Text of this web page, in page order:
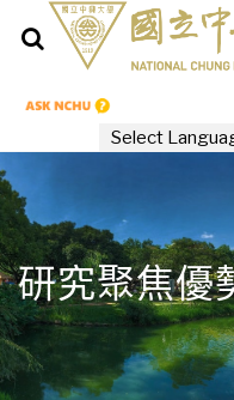
研究聚焦優